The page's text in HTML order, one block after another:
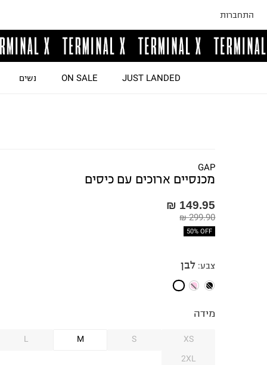
התחברות
JUST LANDED
ON SALE נשים
GAP
מכנסיים ארוכים עם כיסים
149.95 ₪
299.90 ₪
50% OFF
צבע: לבן
מידה
XS
S
M
L
2XL